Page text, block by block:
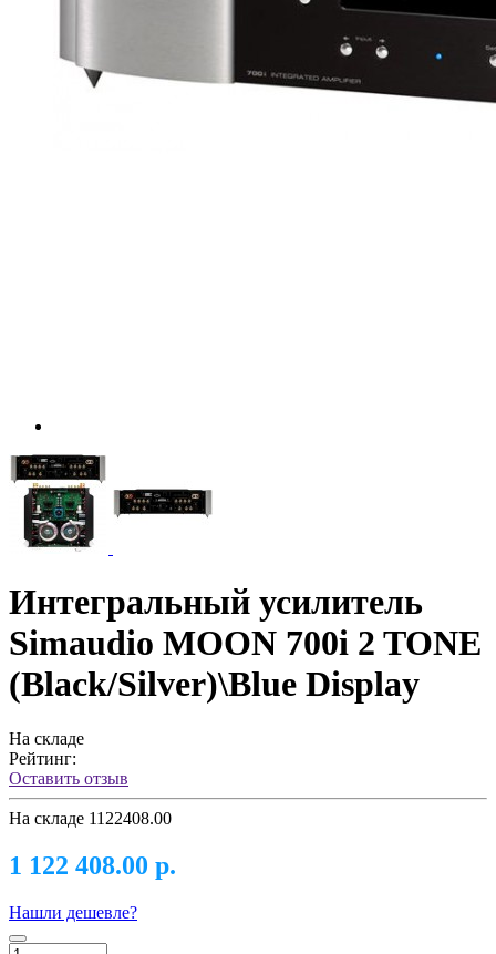
Интегральный усилитель
Simaudio MOON 700i 2 TONE
(Black/Silver)\Blue Display
На складе
Рейтинг:
Оставить отзыв
На складе 1122408.00
1 122 408.00 р.
Нашли дешевле?